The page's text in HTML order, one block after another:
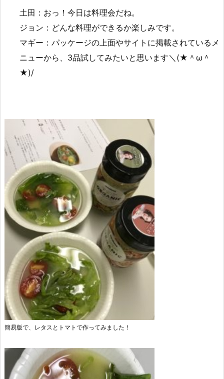
土田：おっ！今日は料理会だね。
ジョン：どんな料理ができるか楽しみです。
マギー：パッケージの上面やサイトに掲載されているメ
ニューから、3品試してみたいと思います＼(★＾ω＾
★)/
簡易版で、レタスとトマトで作ってみました！